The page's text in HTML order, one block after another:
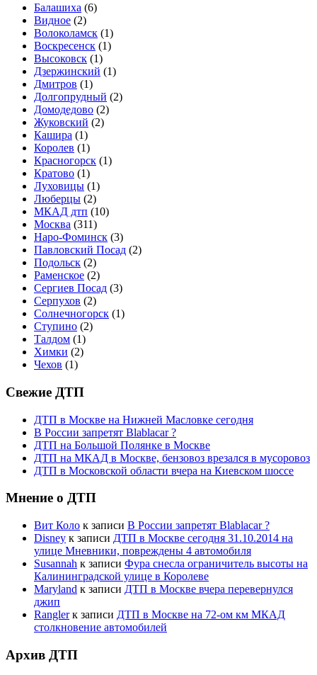
Балашиха (6)
Видное (2)
Волоколамск (1)
Воскресенск (1)
Высоковск (1)
Дзержинский (1)
Дмитров (1)
Долгопрудный (2)
Домодедово (2)
Жуковский (2)
Кашира (1)
Королев (1)
Красногорск (1)
Кратово (1)
Луховицы (1)
Люберцы (2)
МКАД дтп (10)
Москва (311)
Наро-Фоминск (3)
Павловский Посад (2)
Подольск (2)
Раменское (2)
Сергиев Посад (3)
Серпухов (2)
Солнечногорск (1)
Ступино (2)
Талдом (1)
Химки (2)
Чехов (1)
Свежие ДТП
ДТП в Москве на Нижней Масловке сегодня
В России запретят Blablacar ?
ДТП на Большой Полянке в Москве
ДТП на МКАД в Москве, бензовоз врезался в мусоровоз
ДТП в Московской области вчера на Киевском шоссе
Мнение о ДТП
Вит Коло к записи В России запретят Blablacar ?
Disney к записи ДТП в Москве сегодня 31.10.2014 на
улице Мневники, повреждены 4 автомобиля
Susannah к записи Фура снесла ограничитель высоты на
Калининградской улице в Королеве
Maryland к записи ДТП в Москве вчера перевернулся
джип
Ranglerк записи ДТП в Москве на 72-ом км МКАД
столкновение автомобилей
Архив ДТП